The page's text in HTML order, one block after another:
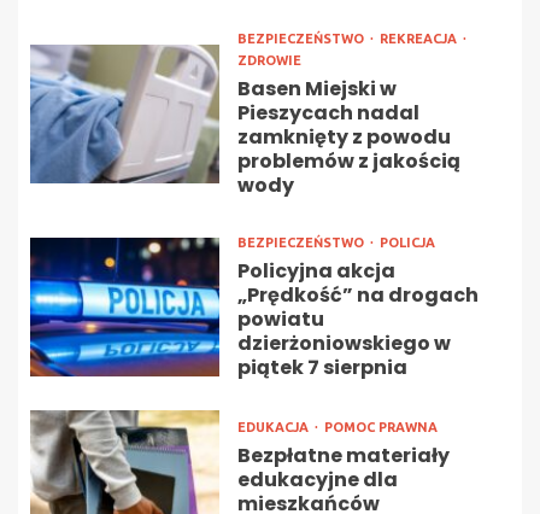
BEZPIECZEŃSTWO
REKREACJA
ZDROWIE
Basen Miejski w
Pieszycach nadal
zamknięty z powodu
problemów z jakością
wody
BEZPIECZEŃSTWO POLICJA
Policyjna akcja
„Prędkość” na drogach
powiatu
dzierżoniowskiego w
piątek 7 sierpnia
EDUKACJA POMOC PRAWNA
Bezpłatne materiały
edukacyjne dla
mieszkańców